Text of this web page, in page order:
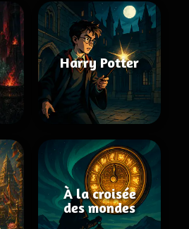
Harry Potter
À la croisée
des mondes